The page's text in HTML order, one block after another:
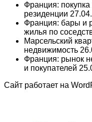
Франция:
резиденции
Франция: бары и
жилья по
Марсельский
недвижимость
Франция: рынок
и покупателей
Сайт работает на